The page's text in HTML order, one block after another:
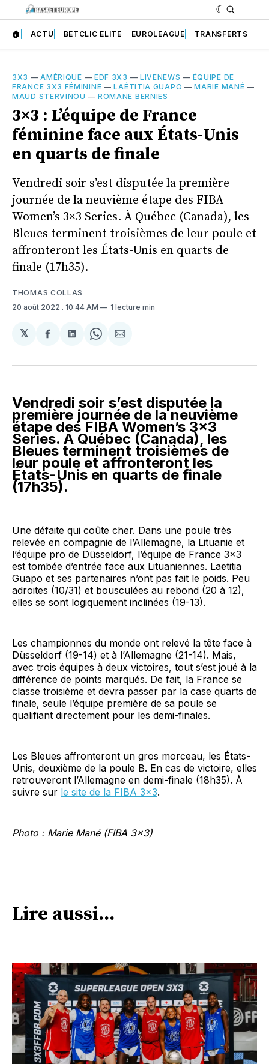
🏠 ACTU BETCLIC ELITE EUROLEAGUE TRANSFERTS
3X3 —AMÉRIQUE — EDF 3X3 — LIVENEWS — ÉQUIPE DE
FRANCE 3X3 FÉMININE —LAÉTITIA GUAPO —MARIE MANÉ —
MAUD STERVINOU — ROMANE BERNIES
3×3 : L’équipe de France
féminine face aux États-Unis
en quarts de finale
Vendredi soir s’est disputée la première
journée de la neuvième étape des FIBA
Women’s 3×3 Series. À Québec (Canada), les
Bleues terminent troisièmes de leur poule et
affronteront les États-Unis en quarts de
finale (17h35).
THOMAS COLLAS
20 août 2022 . 10:44 AM 1 lecture min
𝕏
Partager
Facebook
Partager
LinkedIn
Share
WhatsApp
Partager
Courriel
Vendredi soir s’est disputée la
première journée de la neuvième
étape des FIBA Women’s 3×3
Series. À Québec (Canada), les
Bleues terminent troisièmes de
leur poule et affronteront les
États-Unis en quarts de finale
(17h35).
Une défaite qui coûte cher. Dans une poule très
relevée en compagnie de l’Allemagne, la Lituanie et
l’équipe pro de Düsseldorf, l’équipe de France 3×3
est tombée d’entrée face aux Lituaniennes. Laëtitia
Guapo et ses partenaires n’ont pas fait le poids. Peu
adroites (10/31) et bousculées au rebond (20 à 12),
elles se sont logiquement inclinées (19-13).
Les championnes du monde ont relevé la tête face à
Düsseldorf (19-14) et à l’Allemagne (21-14). Mais,
avec trois équipes à deux victoires, tout s’est joué à la
différence de points marqués. De fait, la France se
classe troisième et devra passer par la case quarts de
finale, seule l’équipe première de sa poule se
qualifiant directement pour les demi-finales.
Les Bleues affronteront un gros morceau, les États-
Unis, deuxième de la poule B. En cas de victoire, elles
retrouveront l’Allemagne en demi-finale (18h35). À
suivre sur le site de la FIBA 3×3.
Photo : Marie Mané (FIBA 3×3)
Lire aussi...